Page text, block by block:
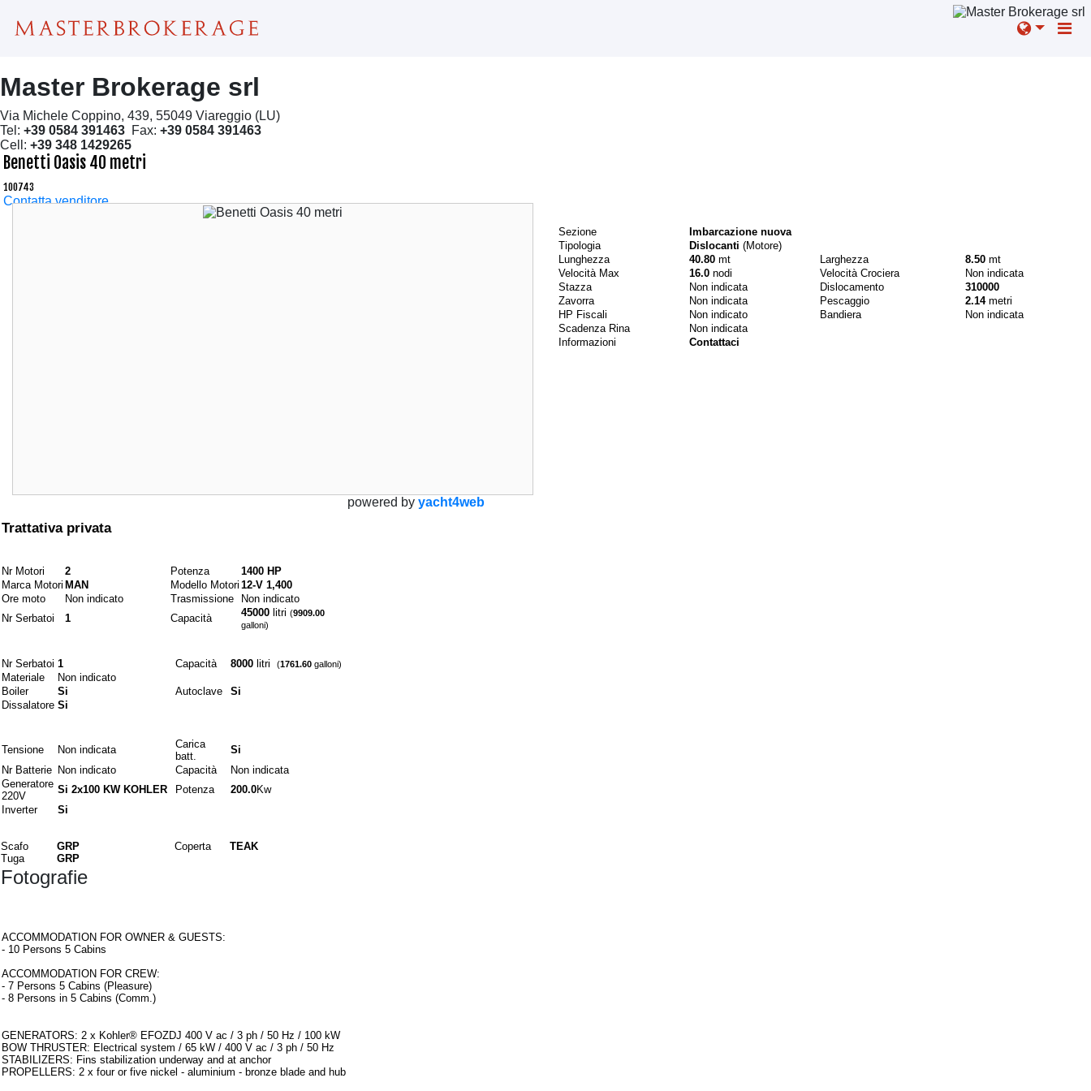
Master Brokerage srl
Via Michele Coppino, 439, 55049 Viareggio (LU)
Tel: +39 0584 391463 Fax: +39 0584 391463
Cell: +39 348 1429265
Benetti Oasis 40 metri
100743
Contatta venditore
Sezione
Imbarcazione nuova
Tipologia
Dislocanti (Motore)
Lunghezza
40.80 mt Larghezza 8.50 mt
Velocità Max
16.0 nodi Velocità Crociera
Non indicata
Stazza
Non indicata Dislocamento
310000
Zavorra
Non indicata Pescaggio 2.14metri
HP Fiscali
Non indicato Bandiera
Non indicata
Scadenza Rina
Non indicata
Informazioni
Contattaci
Trattativa privata
Nr Motori 2 Potenza
1400 HP
Marca Motori MAN Modello Motori 12-V 1,400
Ore moto
Non indicato Trasmissione
Non indicato
Nr Serbatoi
1 Capacità 45000 litri (9909.00
galloni)
Nr Serbatoi 1 Capacità 8000 litri (1761.60 galloni)
Materiale
Non indicato
Boiler
Si Autoclave
Si
Dissalatore Si
Tensione Non indicata
Carica
batt.
Si
Nr Batterie Non indicato Capacità
Non indicata
Generatore
220V
Si 2x100 KW KOHLER Potenza 200.0Kw
Inverter
Si
Scafo GRP Coperta
TEAK
Tuga
GRP
Fotografie
ACCOMMODATION FOR OWNER & GUESTS:
- 10 Persons 5 Cabins
ACCOMMODATION FOR CREW:
- 7 Persons 5 Cabins (Pleasure)
- 8 Persons in 5 Cabins (Comm.)
GENERATORS: 2 x Kohler® EFOZDJ 400 V ac / 3 ph / 50 Hz / 100 kW
BOW THRUSTER: Electrical system / 65 kW / 400 V ac / 3 ph / 50 Hz
STABILIZERS: Fins stabilization underway and at anchor
PROPELLERS: 2 x four or five nickel - aluminium - bronze blade and hub
powered by yacht4web